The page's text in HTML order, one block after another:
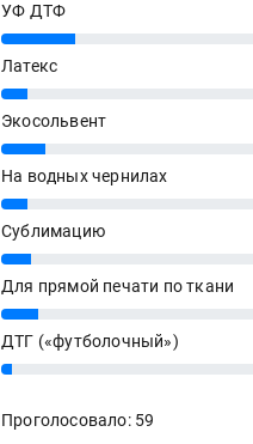
УФ ДТФ
20%
Латекс
7%
Экосольвент
12%
На водных чернилах
7%
Сублимацию
8%
Для прямой печати по ткани
10%
ДТГ («футболочный»)
3%
Проголосовало: 59